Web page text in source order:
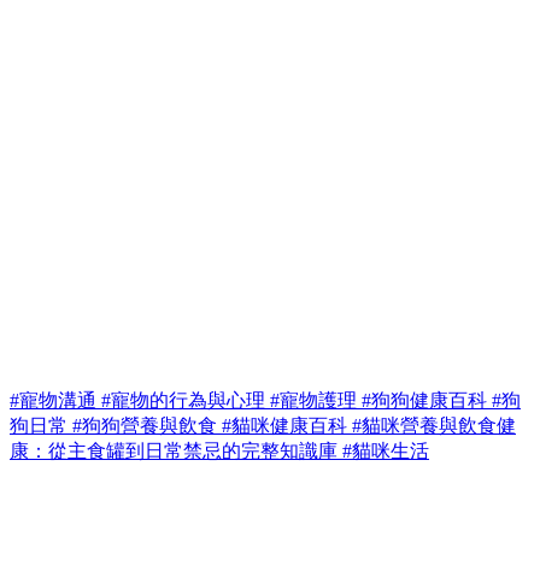
#寵物溝通 #寵物的行為與心理 #寵物護理 #狗狗健康百科 #狗
狗日常 #狗狗營養與飲食 #貓咪健康百科 #貓咪營養與飲食健
康：從主食罐到日常禁忌的完整知識庫 #貓咪生活